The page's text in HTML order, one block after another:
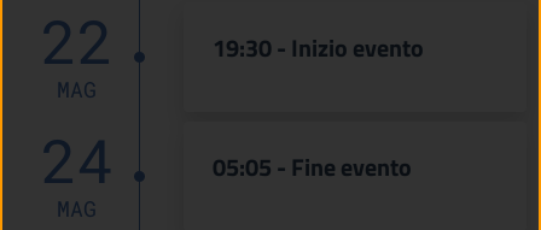
22
MAG
19:30 - Inizio evento
24
MAG
05:05 - Fine evento